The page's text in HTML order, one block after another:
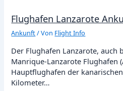
Flughafen Lanzarote
Ankunft/ Von Flight Info
Der Flughafen Lanzarote, auch
Manrique-Lanzarote Flughafen
Hauptflughafen der
Kilometer…